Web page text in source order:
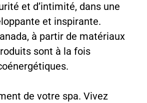
et d’intimité, dans une
et inspirante.
à partir de matériaux
sont à la fois
de votre spa. Vivez